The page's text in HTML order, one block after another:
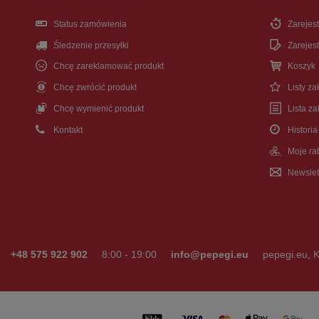
Status zamówienia
Śledzenie przesyłki
Chcę zareklamować produkt
Chcę zwrócić produkt
Chcę wymienić produkt
Kontakt
Koszyk
Listy
Lista
Moje
+48 575 922 902 8:00 - 19:00 info@pepegi.eu pepegi.eu